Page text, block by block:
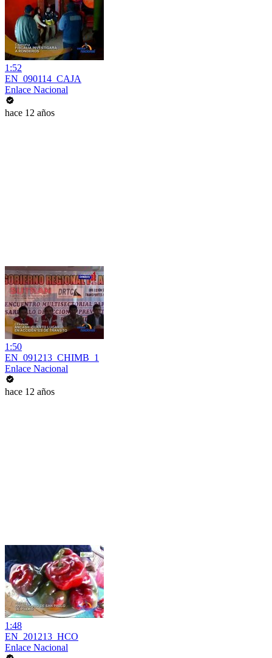
1:52
EN_090114_CAJA
Enlace Nacional
hace 12 años
1:50
EN_091213_CHIMB_1
Enlace Nacional
hace 12 años
1:48
EN_201213_HCO
Enlace Nacional